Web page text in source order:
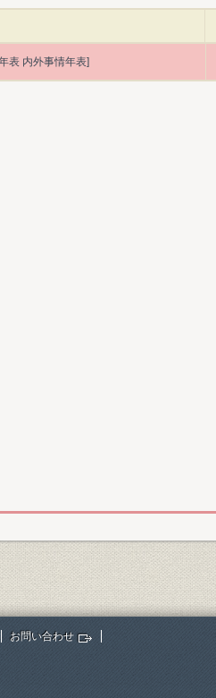
表 内外事情年表]
お問い合わせ